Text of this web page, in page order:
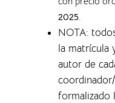
2025.
NOTA:
la matrícula
autor de
formalizado